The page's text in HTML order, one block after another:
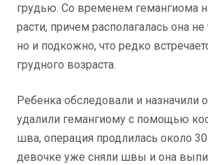
грудью. Со временем гемангиома
расти, причем располагалась она
но и подкожно, что редко
грудного возраста.
Ребенка обследовали и назначили
удалили гемангиому с помощью
шва, операция продлилась около
девочке уже сняли швы и она